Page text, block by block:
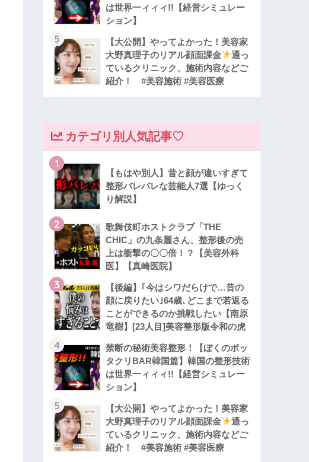
は世界一ィィィ!!【経営シミュレー
ション】
5
【大公開】やってよかった！美容家
大野真理子のリアル顔面課金
通っ
ているクリニック、施術内容などご
紹介！ #美容施術 #美容医療
カテゴリ別人気記事♡
1
【もはや別人】昔と顔が違いすぎて
整形バレバレな芸能人7選【ゆっく
り解説】
2
歌舞伎町ホストクラブ「THE
CHIC」の九条麗さん、整形後の売
上は衝撃の〇〇倍！？【美容外科
医】【真崎医院】
3
【後編】｢今はシワだらけで…昔の
顔に戻りたい｣64歳､どこまで若返る
ことができるのか挑戦したい【南原
竜樹】[23人目]美容整形版令和の虎
4
禁断の秘術美容整形！【ぼくのボッ
タクリBAR韓国篇】韓国の整形技術
は世界一ィィィ!!【経営シミュレー
ション】
5
【大公開】やってよかった！美容家
大野真理子のリアル顔面課金
通っ
ているクリニック、施術内容などご
紹介！ #美容施術 #美容医療